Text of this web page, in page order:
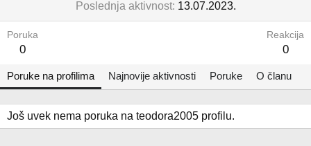
Poslednja aktivnost 13.07.2023.
Poruka
0
Reakcija
0
Poruke na profilima Najnovije aktivnosti Poruke O članu
Još uvek nema poruka na teodora2005 profilu.